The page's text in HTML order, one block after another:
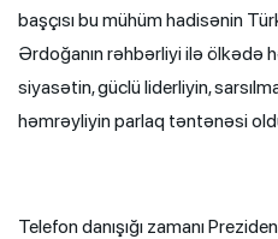
başçısı bu mühüm hadisənin
Ərdoğanın rəhbərliyi ilə ölkədə
siyasətin, güclü liderliyin,
həmrəyliyin parlaq təntənəsi
Telefon danışığı zamanı